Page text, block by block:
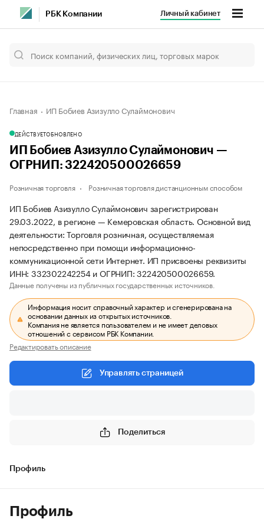
РБК Компании Личный кабинет
Главная ИП Бобиев Азизулло Сулаймонович
ДЕЙСТВУЕТОБНОВЛЕНО
ИП Бобиев Азизулло Сулаймонович —
ОГРНИП: 322420500026659
Розничная торговля Розничная торговля дистанционным способом
ИП Бобиев Азизулло Сулаймонович зарегистрирован
29.03.2022, в регионе — Кемеровская область. Основной вид
деятельности: Торговля розничная, осуществляемая
непосредственно при помощи информационно-
коммуникационной сети Интернет. ИП присвоены реквизиты
ИНН: 332302242254 и ОГРНИП: 322420500026659.
Данные получены из публичных государственных источников.
Информация носит справочный характер и сгенерирована на
основании данных из открытых источников.
Компания не является пользователем и не имеет деловых
отношений с сервисом РБК Компании.
Редактировать описание
Управлять страницей
Поделиться
Профиль
Профиль